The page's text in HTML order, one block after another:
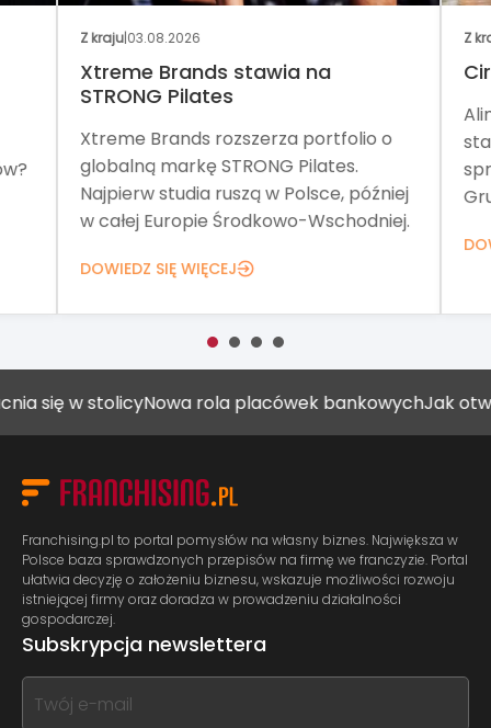
Z kraju|03.08.2026
Xtreme Brands stawia na
STRONG Pilates
Xtreme Brands rozszerza portfolio o
globalną markę STRONG Pilates.
Najpierw studia ruszą w Polsce, później
w całej Europie Środkowo-Wschodniej.
DOWIEDZ SIĘ WIĘCEJ
Z
stolicyNowa rola placówek bankowychJak otworzyć
Franchising.pl to portal pomysłów na własny biznes. Największa w
Polsce baza sprawdzonych przepisów na firmę we franczyzie. Portal
ułatwia decyzję o założeniu biznesu, wskazuje możliwości rozwoju
istniejącej firmy oraz doradza w prowadzeniu działalności
gospodarczej.
Subskrypcja newslettera
If
you